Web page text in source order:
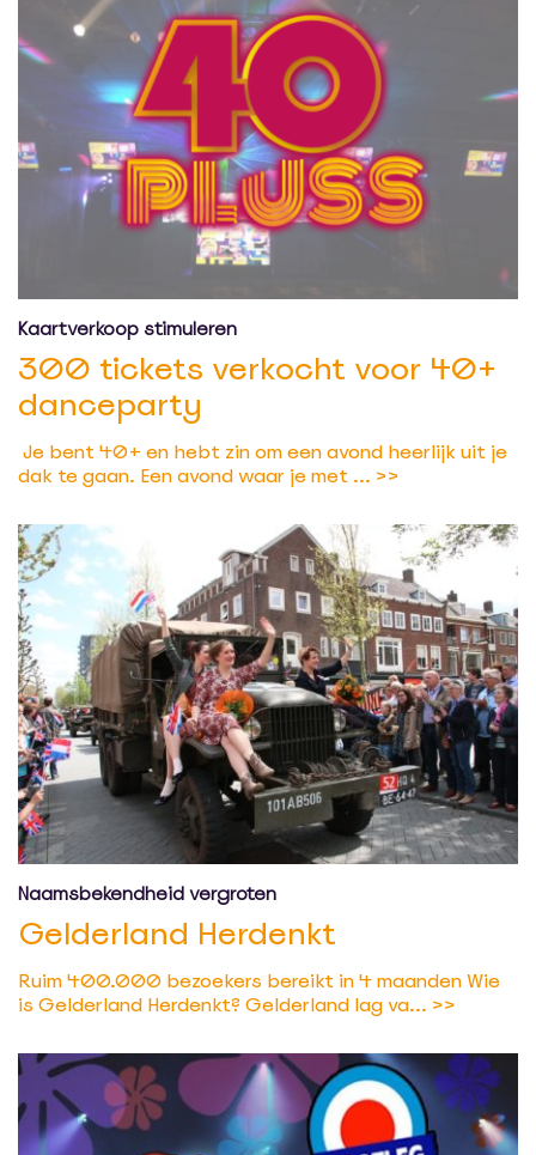
Kaartverkoop stimuleren
300 tickets verkocht voor 40+
danceparty
Je bent 40+ en hebt zin om een avond heerlijk uit je
dak te gaan. Een avond waar je met ... >>
Naamsbekendheid vergroten
Gelderland Herdenkt
Ruim 400.000 bezoekers bereikt in 4 maanden Wie
is Gelderland Herdenkt? Gelderland lag va... >>